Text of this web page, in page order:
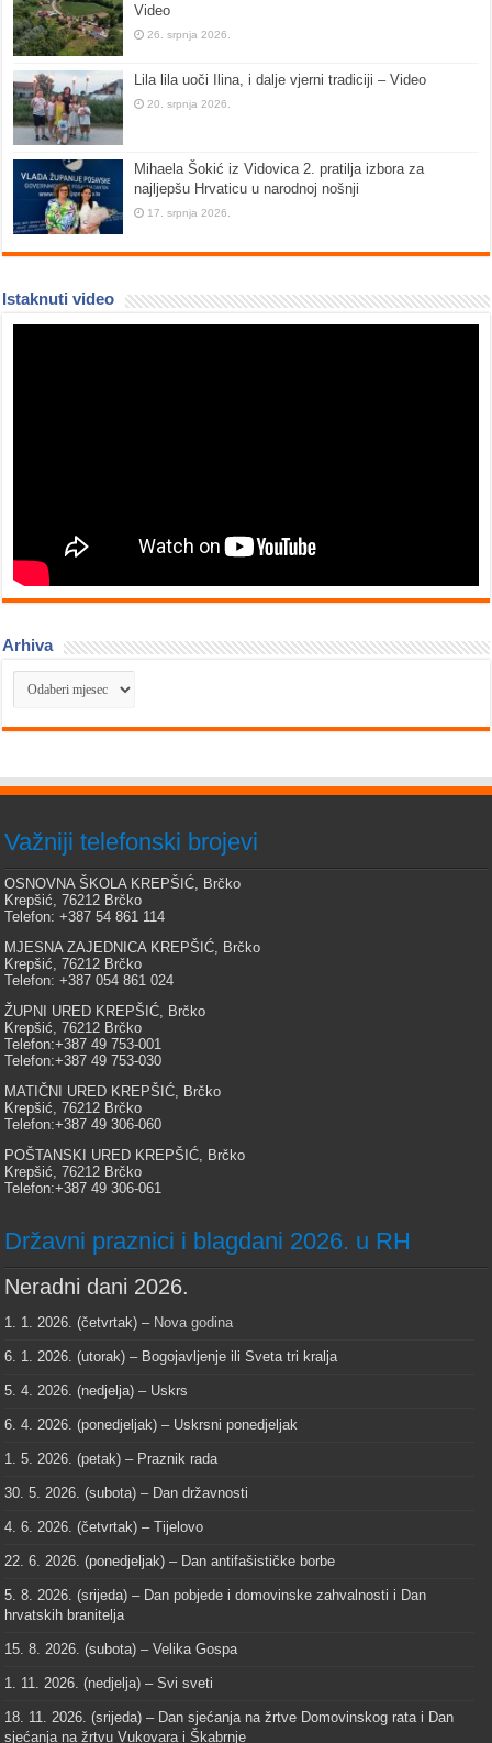
Video
26. srpnja 2026.
Lila lila uoči Ilina, i dalje vjerni tradiciji – Video
20. srpnja 2026.
Mihaela Šokić iz Vidovica 2. pratilja izbora za
najljepšu Hrvaticu u narodnoj nošnji
17. srpnja 2026.
Istaknuti video
Arhiva
Arhiva
Važniji telefonski brojevi
OSNOVNA ŠKOLA KREPŠIĆ, Brčko
Krepšić, 76212 Brčko
Telefon: +387 54 861 114
MJESNA ZAJEDNICA KREPŠIĆ, Brčko
Krepšić, 76212 Brčko
Telefon: +387 054 861 024
ŽUPNI URED KREPŠIĆ, Brčko
Krepšić, 76212 Brčko
Telefon:+387 49 753-001
Telefon:+387 49 753-030
MATIČNI URED KREPŠIĆ, Brčko
Krepšić, 76212 Brčko
Telefon:+387 49 306-060
POŠTANSKI URED KREPŠIĆ, Brčko
Krepšić, 76212 Brčko
Telefon:+387 49 306-061
Državni praznici i blagdani 2026. u RH
Neradni dani 2026.
1. 1. 2026. (četvrtak) – Nova godina
6. 1. 2026. (utorak) – Bogojavljenje ili Sveta tri kralja
5. 4. 2026. (nedjelja) – Uskrs
6. 4. 2026. (ponedjeljak) – Uskrsni ponedjeljak
1. 5. 2026. (petak) – Praznik rada
30. 5. 2026. (subota) – Dan državnosti
4. 6. 2026. (četvrtak) – Tijelovo
22. 6. 2026. (ponedjeljak) – Dan antifašističke borbe
5. 8. 2026. (srijeda) – Dan pobjede i domovinske zahvalnosti i Dan
hrvatskih branitelja
15. 8. 2026. (subota) – Velika Gospa
1. 11. 2026. (nedjelja) – Svi sveti
18. 11. 2026. (srijeda) – Dan sjećanja na žrtve Domovinskog rata i Dan
sjećanja na žrtvu Vukovara i Škabrnje